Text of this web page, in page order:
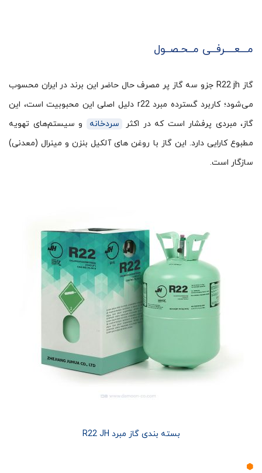
مـــعــــرفــی مــحـصــول
گاز R22 jh جزو سه گاز پر مصرف حال حاضر این برند در ایران محسوب
می‌شود؛ کاربرد گسترده مبرد r22 دلیل اصلی این محبوبیت است، این
گاز، مبردی پرفشار است که در اکثر
سردخانه
و سیستم‌های تهویه
مطبوع کارایی دارد. این گاز با روغن های آلکیل بنزن و مینرال (معدنی)
سازگار است.
بسته بندی گاز مبرد R22 JH